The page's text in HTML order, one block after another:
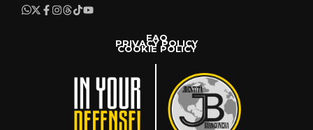
FAQ
PRIVACY POLICY
COOKIE POLICY